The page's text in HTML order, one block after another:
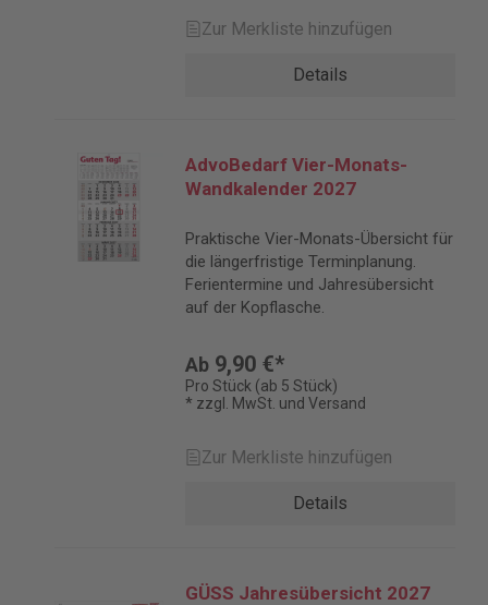
Zur Merkliste hinzufügen
Details
AdvoBedarf Vier-Monats-
Wandkalender 2027
Praktische Vier-Monats-Übersicht für
die längerfristige Terminplanung.
Ferientermine und Jahresübersicht
auf der Kopflasche.
Ab 9,90 €*
Pro Stück (ab 5 Stück)
* zzgl. MwSt. und Versand
Zur Merkliste hinzufügen
Details
GÜSS Jahresübersicht 2027